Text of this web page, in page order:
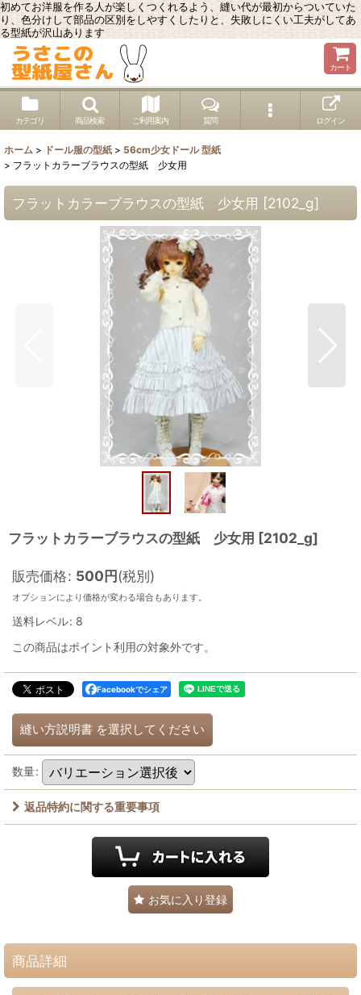
初めてお洋服を作る人が楽しくつくれるよう、縫い代が最初からついていた
り、色分けして部品の区別をしやすくしたりと、失敗しにくい工夫がしてあ
る型紙が沢山あります
カート
カテゴリ 商品検索 ご利用案内 質問 ログイン
ホーム > ドール服の型紙 > 56cm少女ドール 型紙
> フラットカラーブラウスの型紙 少女用
フラットカラーブラウスの型紙 少女用 [2102_g]
フラットカラーブラウスの型紙 少女用 [2102_g]
販売価格: 500円(税別)
オプションにより価格が変わる場合もあります。
送料レベル: 8
この商品はポイント利用の対象外です。
Facebookでシェア
縫い方説明書 を選択してください
数量:
返品特約に関する重要事項
お気に入り登録
商品詳細